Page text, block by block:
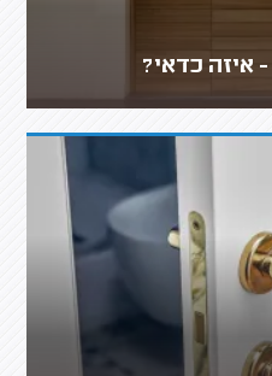
איזה כדאי?